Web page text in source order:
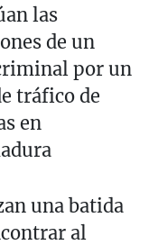
las
de un
por un
tráfico de
en
una batida
al